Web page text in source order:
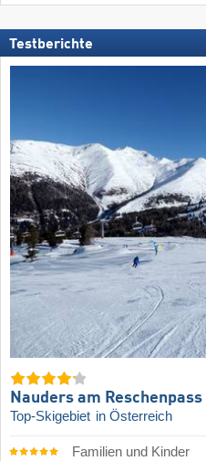
Testberichte
Nauders am
Top-Skigebiet in Österreich
Familien und Kinder